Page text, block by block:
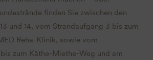
finden Sie zwischen den
und 14, vom Strandaufgang 3 bis zum
Reha-Klinik, sowie vom
zum Käthe-Miethe-Weg und am